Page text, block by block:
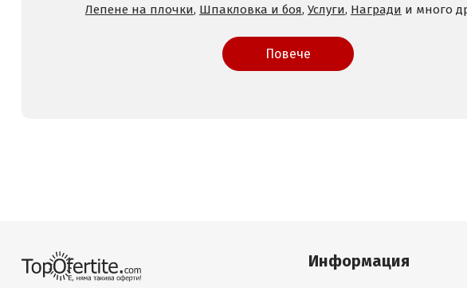
Лепене на плочки, Шпакловка и боя, Услуги, Награди и много
Повече
Информация